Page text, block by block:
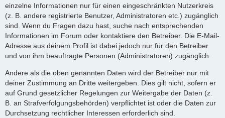
einzelne Informationen nur für einen eingeschränkten Nutzerkreis
(z. B. andere registrierte Benutzer, Administratoren etc.) zugänglich
sind. Wenn du Fragen dazu hast, suche nach entsprechenden
Informationen im Forum oder kontaktiere den Betreiber. Die E-Mail-
Adresse aus deinem Profil ist dabei jedoch nur für den Betreiber
und von ihm beauftragte Personen (Administratoren) zugänglich.
Andere als die oben genannten Daten wird der Betreiber nur mit
deiner Zustimmung an Dritte weitergeben. Dies gilt nicht, sofern er
auf Grund gesetzlicher Regelungen zur Weitergabe der Daten (z.
B. an Strafverfolgungsbehörden) verpflichtet ist oder die Daten zur
Durchsetzung rechtlicher Interessen erforderlich sind.